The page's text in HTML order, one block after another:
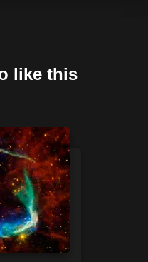
like this